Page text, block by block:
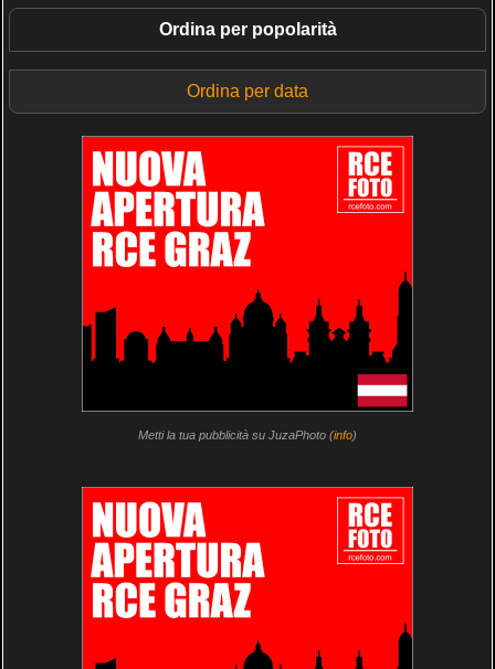
Ordina per popolarità
Ordina per data
Metti la tua pubblicità su JuzaPhoto (info)